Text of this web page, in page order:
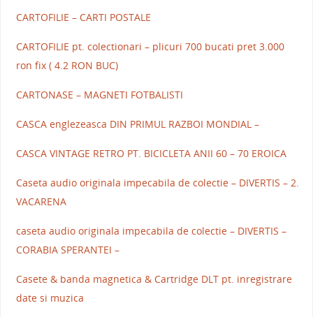
CARTOFILIE – CARTI POSTALE
CARTOFILIE pt. colectionari – plicuri 700 bucati pret 3.000
ron fix ( 4.2 RON BUC)
CARTONASE – MAGNETI FOTBALISTI
CASCA englezeasca DIN PRIMUL RAZBOI MONDIAL –
CASCA VINTAGE RETRO PT. BICICLETA ANII 60 – 70 EROICA
Caseta audio originala impecabila de colectie – DIVERTIS – 2.
VACARENA
caseta audio originala impecabila de colectie – DIVERTIS –
CORABIA SPERANTEI –
Casete & banda magnetica & Cartridge DLT pt. inregistrare
date si muzica